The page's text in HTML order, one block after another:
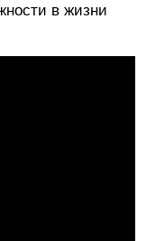
в жизни